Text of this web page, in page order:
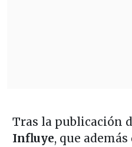
Tras la publicación
Influye, que